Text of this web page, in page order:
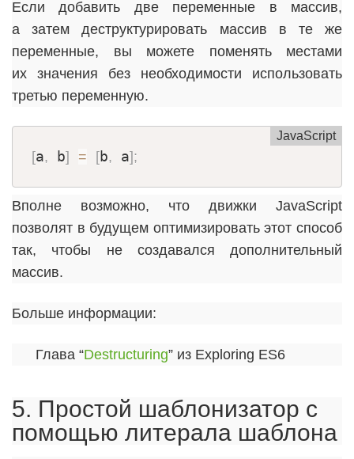
Если добавить две переменные в массив,
а затем деструктурировать массив в те же
переменные, вы можете поменять местами
их значения без необходимости использовать
третью переменную.
JavaScript
[a, b] = [b, a] ;
Вполне возможно, что движки JavaScript
позволят в будущем оптимизировать этот способ
так, чтобы не создавался дополнительный
массив.
Больше информации:
Глава “Destructuring” из Exploring ES6
5. Простой шаблонизатор с
помощью литерала шаблона